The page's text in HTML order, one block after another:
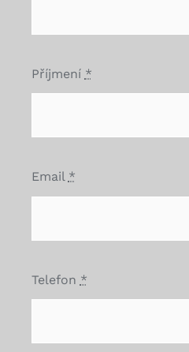
Příjmení *
Email *
Telefon *